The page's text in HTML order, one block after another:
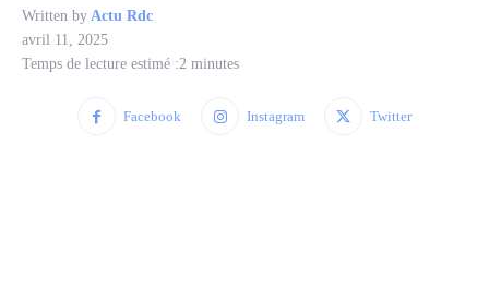
Written by Actu Rdc
avril 11, 2025
Temps de lecture estimé :2 minutes
Facebook Instagram Twitter